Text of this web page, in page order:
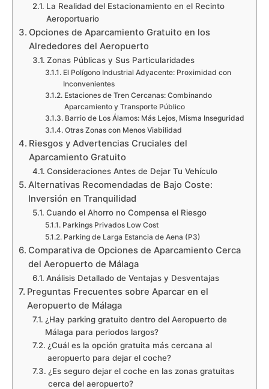
La Realidad del Estacionamiento en el Recinto
Aeroportuario
Opciones de Aparcamiento Gratuito en los
Alrededores del Aeropuerto
Zonas Públicas y Sus Particularidades
El Polígono Industrial Adyacente: Proximidad con
Inconvenientes
Estaciones de Tren Cercanas: Combinando
Aparcamiento y Transporte Público
Barrio de Los Álamos: Más Lejos, Misma Inseguridad
Otras Zonas con Menos Viabilidad
Riesgos y Advertencias Cruciales del
Aparcamiento Gratuito
Consideraciones Antes de Dejar Tu Vehículo
Alternativas Recomendadas de Bajo Coste:
Inversión en Tranquilidad
Cuando el Ahorro no Compensa el Riesgo
Parkings Privados Low Cost
Parking de Larga Estancia de Aena (P3)
Comparativa de Opciones de Aparcamiento Cerca
del Aeropuerto de Málaga
Análisis Detallado de Ventajas y Desventajas
Preguntas Frecuentes sobre Aparcar en el
Aeropuerto de Málaga
¿Hay parking gratuito dentro del Aeropuerto de
Málaga para periodos largos?
¿Cuál es la opción gratuita más cercana al
aeropuerto para dejar el coche?
¿Es seguro dejar el coche en las zonas gratuitas
cerca del aeropuerto?